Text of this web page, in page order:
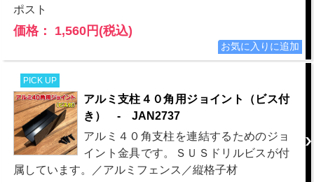
ポスト
価格： 1,560円(税込)
PICK UP
アルミ支柱４０角用ジョイント（ビス付
き） - JAN2737
アルミ４０角支柱を連結するためのジョ
イント金具です。ＳＵＳドリルビスが付
属しています。／アルミフェンス／縦格子材